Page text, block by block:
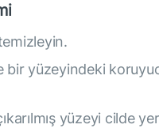
bir yüzeyindeki
yüzeyi cilde